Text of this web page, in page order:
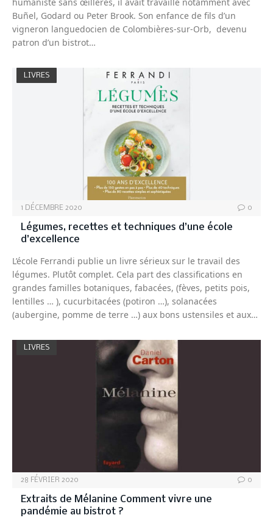
Buñel, Godard ou Peter Brook. Son enfance de fils d’un
vigneron languedocien de Colombières-sur-Orb, devenu
patron d’un bistrot…
LIVRES
1 DÉCEMBRE 2020 0
Légumes, recettes et techniques d’une école
d’excellence
L’école Ferrandi publie un livre sérieux sur le travail des
légumes. Plutôt complet. Cela part des classifications en
grandes familles botaniques, fabacées, (fèves, petits pois,
lentilles … ), cucurbitacées (potiron …), solanacées
(aubergine, pomme de terre …) aux bons ustensiles et aux…
LIVRES
28 FÉVRIER 2020 0
Extraits de Mélanine Comment vivre une
pandémie au bistrot ?